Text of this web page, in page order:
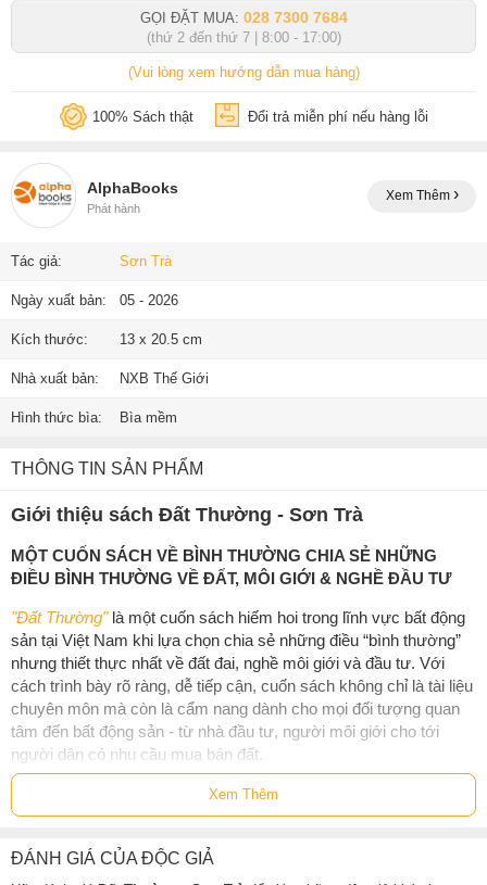
GỌI ĐẶT MUA: 028 7300 7684
(thứ 2 đến thứ 7 | 8:00 - 17:00)
(Vui lòng xem hướng dẫn mua hàng)
100% Sách thật Đổi trả miễn phí nếu hàng lỗi
AlphaBooks
Phát hành
Xem Thêm
Tác giả: Sơn Trà
Ngày xuất bản: 05 - 2026
Kích thước: 13 x 20.5 cm
Nhà xuất bản: NXB Thế Giới
Hình thức bìa: Bìa mềm
THÔNG TIN SẢN PHẨM
Giới thiệu sách Đất Thường - Sơn Trà
MỘT CUỐN SÁCH VỀ BÌNH THƯỜNG CHIA SẺ NHỮNG
ĐIỀU BÌNH THƯỜNG VỀ ĐẤT, MÔI GIỚI & NGHỀ ĐẦU TƯ
"Đất Thường"là một cuốn sách hiếm hoi trong lĩnh vực bất động
sản tại Việt Nam khi lựa chọn chia sẻ những điều “bình thường”
nhưng thiết thực nhất về đất đai, nghề môi giới và đầu tư. Với
cách trình bày rõ ràng, dễ tiếp cận, cuốn sách không chỉ là tài liệu
chuyên môn mà còn là cẩm nang dành cho mọi đối tượng quan
tâm đến bất động sản - từ nhà đầu tư, người môi giới cho tới
người dân có nhu cầu mua bán đất.
được chia thành ba phần chính, mang tính hệ
thống và thực tiễn cao:
1. Các Khái Niệm Chung
Xem Thêm
ĐÁNH GIÁ CỦA ĐỘC GIẢ